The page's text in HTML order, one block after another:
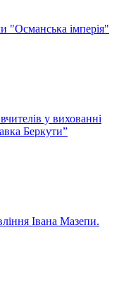
"Османська імперія"
у вихованні
Беркути”
Івана Мазепи.